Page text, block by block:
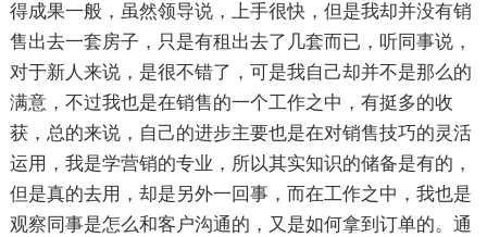
得成果一般，虽然领导说，上手很快，但是我却并没有销
售出去一套房子，只是有租出去了几套而已，听同事说，
对于新人来说，是很不错了，可是我自己却并不是那么的
满意，不过我也是在销售的一个工作之中，有挺多的收
获，总的来说，自己的进步主要也是在对销售技巧的灵活
运用，我是学营销的专业，所以其实知识的储备是有的，
但是真的去用，却是另外一回事，而在工作之中，我也是
观察同事是怎么和客户沟通的，又是如何拿到订单的。通